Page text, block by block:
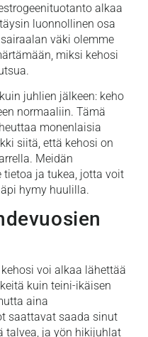
alkaa
luonnollinen osa
väki olemme
miksi kehosi
juhlien jälkeen: keho
normaaliin. Tämä
monenlaisia
siitä, että kehosi on
Meidän
ja tukea, jotta voit
hymy huulilla.
voi alkaa lähettää
kuin teini-ikäisen
aina
saattavat saada sinut
talvea, ja yön hikijuhlat